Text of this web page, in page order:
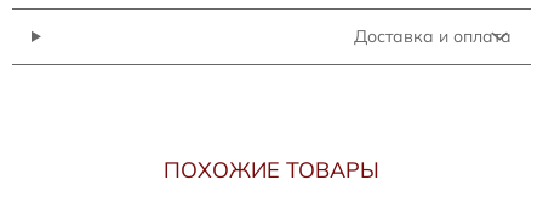
Доставка и оплата
ПОХОЖИЕ ТОВАРЫ